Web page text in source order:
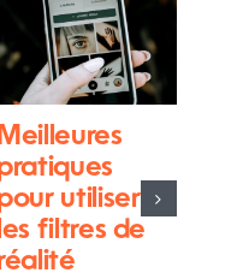
utiliser
filtres de